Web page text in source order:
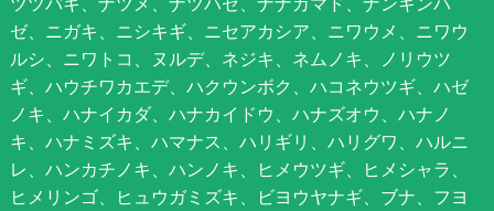
ゼ、ニガキ、ニシキギ、ニセアカシア、ニワウメ、ニワウ
ルシ、ニワトコ、ヌルデ、ネジキ、ネムノキ、ノリウツ
ギ、ハウチワカエデ、ハクウンボク、ハコネウツギ、ハゼ
ノキ、ハナイカダ、ハナカイドウ、ハナズオウ、ハナノ
キ、ハナミズキ、ハマナス、ハリギリ、ハリグワ、ハルニ
レ、ハンカチノキ、ハンノキ、ヒメウツギ、ヒメシャラ、
ヒメリンゴ、ヒュウガミズキ、ビヨウヤナギ、ブナ、フヨ